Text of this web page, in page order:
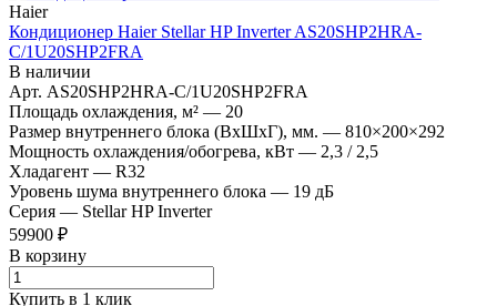
Haier
Кондиционер Haier Stellar HP Inverter AS20SHP2HRA-
C/1U20SHP2FRA
В наличии
Арт. AS20SHP2HRA-C/1U20SHP2FRA
Площадь охлаждения, м² — 20
Размер внутреннего блока (ВхШхГ), мм. — 810×200×292
Мощность охлаждения/обогрева, кВт — 2,3 / 2,5
Хладагент — R32
Уровень шума внутреннего блока — 19 дБ
Серия — Stellar HP Inverter
59900 ₽
В корзину
Купить в 1 клик